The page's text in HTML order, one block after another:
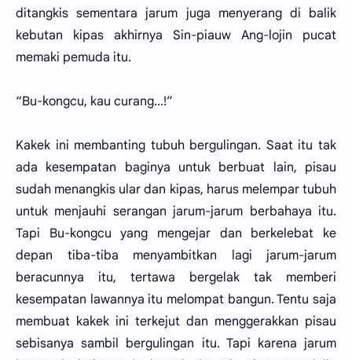
ditangkis sementara jarum juga menyerang di balik
kebutan kipas akhirnya Sin-piauw Ang-lojin pucat
memaki pemuda itu.
“Bu-kongcu, kau curang...!”
Kakek ini membanting tubuh bergulingan. Saat itu tak
ada kesempatan baginya untuk berbuat lain, pisau
sudah menangkis ular dan kipas, harus melempar tubuh
untuk menjauhi serangan jarum-jarum berbahaya itu.
Tapi Bu-kongcu yang mengejar dan berkelebat ke
depan tiba-tiba menyambitkan lagi jarum-jarum
beracunnya itu, tertawa bergelak tak memberi
kesempatan lawannya itu melompat bangun. Tentu saja
membuat kakek ini terkejut dan menggerakkan pisau
sebisanya sambil bergulingan itu. Tapi karena jarum